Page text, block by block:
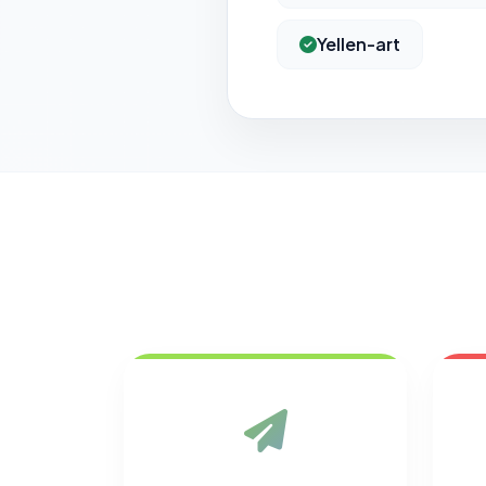
Yellen-art